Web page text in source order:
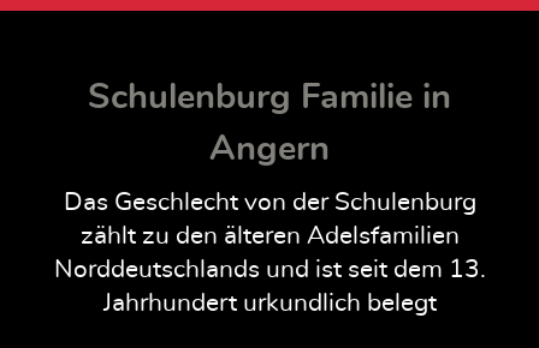
Schulenburg Familie in
Angern
Das Geschlecht von der Schulenburg
zählt zu den älteren Adelsfamilien
Norddeutschlands und ist seit dem 13.
Jahrhundert urkundlich belegt